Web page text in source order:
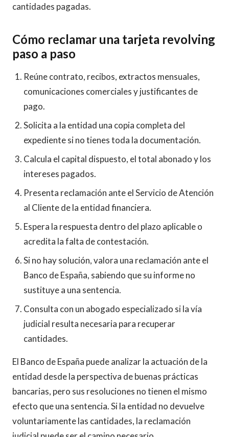
cantidades pagadas.
Cómo reclamar una tarjeta revolving
paso a paso
Reúne contrato, recibos, extractos mensuales,
comunicaciones comerciales y justificantes de
pago.
Solicita a la entidad una copia completa del
expediente si no tienes toda la documentación.
Calcula el capital dispuesto, el total abonado y los
intereses pagados.
Presenta reclamación ante el Servicio de Atención
al Cliente de la entidad financiera.
Espera la respuesta dentro del plazo aplicable o
acredita la falta de contestación.
Si no hay solución, valora una reclamación ante el
Banco de España, sabiendo que su informe no
sustituye a una sentencia.
Consulta con un abogado especializado si la vía
judicial resulta necesaria para recuperar
cantidades.
El Banco de España puede analizar la actuación de la
entidad desde la perspectiva de buenas prácticas
bancarias, pero sus resoluciones no tienen el mismo
efecto que una sentencia. Si la entidad no devuelve
voluntariamente las cantidades, la reclamación